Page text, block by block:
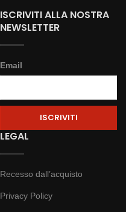
ISCRIVITI ALLA NOSTRA
NEWSLETTER
Email
LEGAL
Recesso dall’acquisto
Privacy Policy